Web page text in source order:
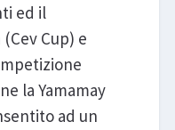
ed il
Cup) e
la Yamamay
ad un